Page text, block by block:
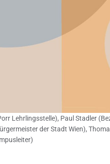
Lehrlingsstelle), Paul Stadler
der Stadt Wien),